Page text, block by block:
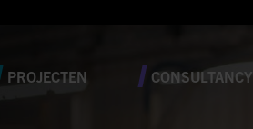
PROJECTEN CONSULTANCY